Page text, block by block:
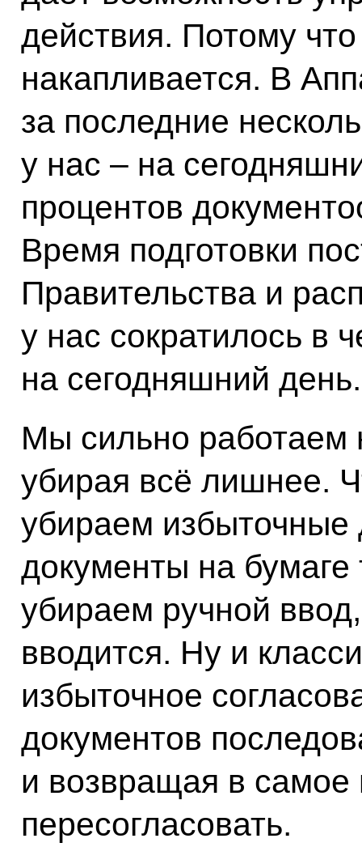
действия. Потому
накапливается. В
за последние
у нас – на
процентов
Время подготовки
Правительства и
у нас сократилось в
на сегодняшний день.
Мы сильно работаем
убирая всё лишнее.
убираем
документы на
убираем ручной
вводится. Ну и
избыточное
документов
и возвращая в самое
пересогласовать.